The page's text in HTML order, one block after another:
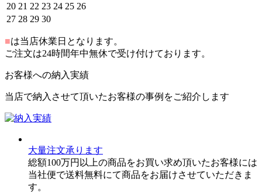
20 21 22 23 24 25 26
27 28 29 30
■は当店休業日となります。
ご注文は24時間年中無休で受け付けております。
お客様への納入実績
当店で納入させて頂いたお客様の事例をご紹介します
大量注文承ります
総額100万円以上の商品をお買い求め頂いたお客様には
当社便で送料無料にて商品をお届けさせていただきま
す。